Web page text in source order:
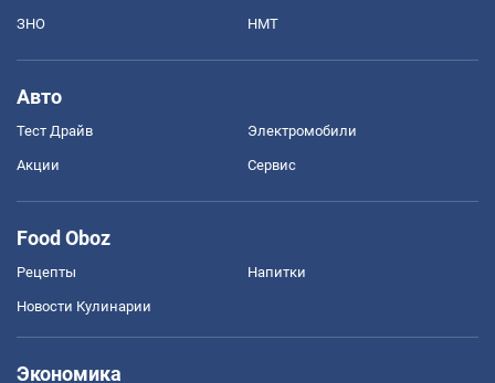
ЗНО НМТ
Авто
Тест Драйв Электромобили
Акции Сервис
Food Oboz
Рецепты Напитки
Новости Кулинарии
Экономика